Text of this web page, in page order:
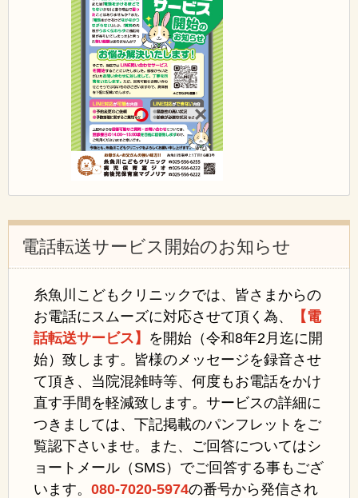
電話転送サービス開始のお知らせ
糸魚川こどもクリニックでは、皆さまからの
お電話にスムーズに対応させて頂く為、
【電
話転送サービス】 を開始（令和8年2月迄に開
始）致します。 皆様のメッセージを録音させ
て頂き、当院混雑時等、何度もお電話をかけ
直す手間を軽減致します。サービスの詳細に
つきましては、下記掲載のパンフレットをご
覧認下さいませ。また、ご回答についてはシ
ョートメール（SMS）でご回答する事もござ
います。080-7020-5974の番号から発信され